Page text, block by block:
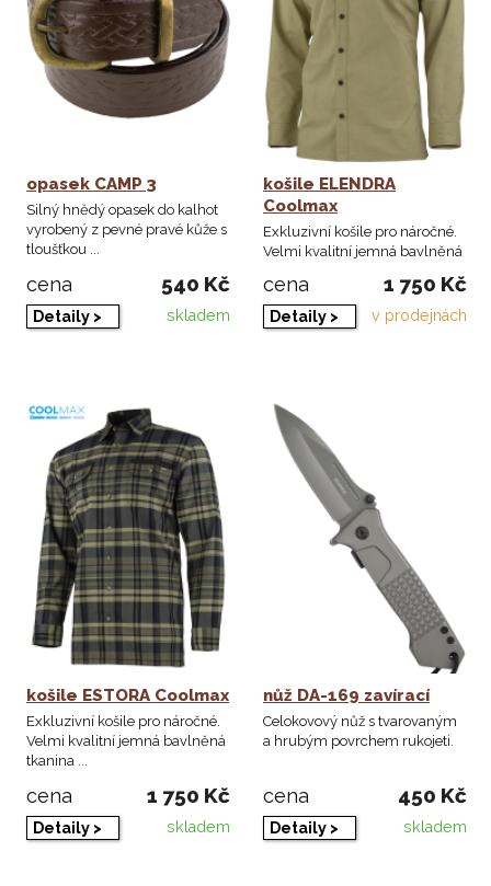
opasek CAMP 3
Silný hnědý opasek do kalhot
vyrobený z pevné pravé kůže s
tloušťkou ...
cena 540 Kč
Detaily > skladem
košile ELENDRA
Coolmax
Exkluzivní košile pro náročné.
Velmi kvalitní jemná bavlněná
cena 1 750 Kč
Detaily > v prodejnách
košile ESTORA Coolmax
Exkluzivní košile pro náročné.
Velmi kvalitní jemná bavlněná
tkanina ...
cena 1 750 Kč
Detaily > skladem
nůž DA-169 zavírací
Celokovový nůž s tvarovaným
a hrubým povrchem rukojeti.
cena 450 Kč
Detaily > skladem